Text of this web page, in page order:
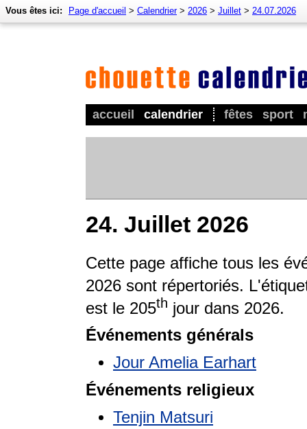
accueil calendrier fêtes sport
Vous êtes ici: Page d'accueil > Calendrier> 2026 > Juillet > 24.07.2026
24. Juillet 2026
Cette page affiche tous les
2026 sont répertoriés.
est le 205th jour dans 2026.
Événements générals
Jour Amelia Earhart
Événements religieux
Tenjin Matsuri